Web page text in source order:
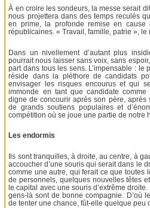
À en croire les sondeurs, la messe serait
nous projettera dans des temps reculés
en prime, la profonde remise en cause
républicaines. « Travail, famille, patrie », le
Dans un nivellement d’autant plus
pourrait nous laisser sans voix, sans
part dans tous les sens. L’impensable : le
réside dans la pléthore de candidats
envisager les risques encourus et qui
immonde en tant que candidate comme
digne de concourir après son père, après
de grands soutiens populaires et
compétition où se joue une partie de notre
Les endormis
Ils sont tranquilles, à droite, au centre, à
accoucher d’une souris qui serait dans le
comme une autre, qui ferait ce que toutes
de personnels, quelques nouvelles têtes
le capital avec une souris d’extrême droite.
gens-là sont de bonne compagnie. D’où
de tenter une chance, fût-elle quelque peu